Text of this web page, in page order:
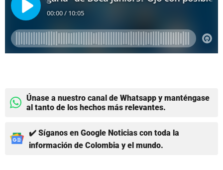
Únase a nuestro canal de Whatsapp y manténgase
al tanto de los hechos más relevantes.
✔️ Síganos en Google Noticias con toda la
información de Colombia y el mundo.